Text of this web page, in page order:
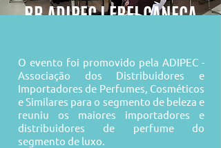
RR ADIPEC I FREI CANECA
O evento foi promovido pela ADIPEC -
Associação dos Distribuidores e
Importadores de Perfumes, Cosméticos
e Similares para o segmento de beleza e
reuniu os maiores importadores e
distribuidores de perfume do
segmento de luxo.